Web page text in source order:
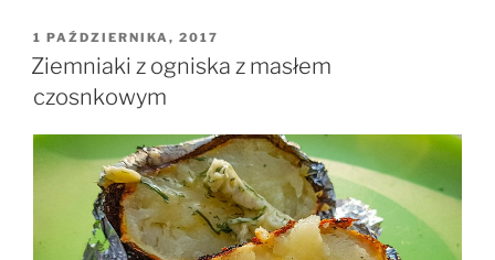
OPUBLIKOWANE
W
1 PAŹDZIERNIKA, 2017
Ziemniaki z ogniska z masłem
czosnkowym